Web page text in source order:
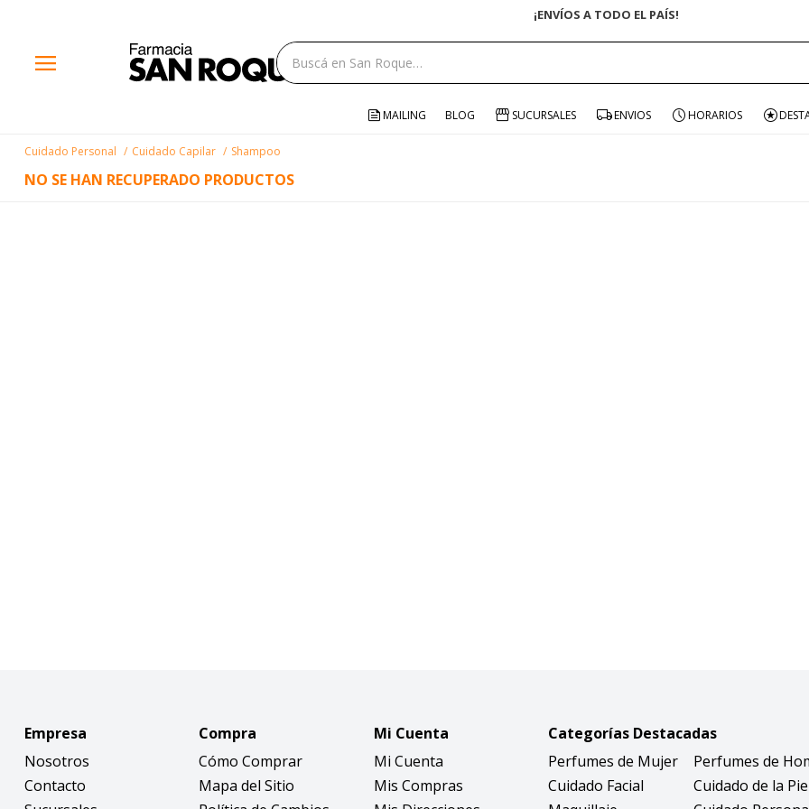
¡ENVÍOS A TODO EL PAÍS!
menu
MAILING BLOG SUCURSALES ENVIOS HORARIOS
Cuidado Personal Cuidado Capilar Shampoo
NO SE HAN RECUPERADO PRODUCTOS
Empresa
Nosotros
Contacto
Compra
Cómo Comprar
Mapa del Sitio
Mi Cuenta
Mi Cuenta
Mis Compras
Categorías Destacadas
Perfumes de Mujer
Perfumes de
Cuidado Facial
Cuidado de la
close
storefront
help